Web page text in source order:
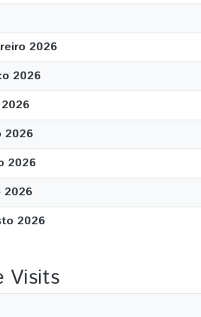
2026
2026
2026
2026
2026
2026
Visits